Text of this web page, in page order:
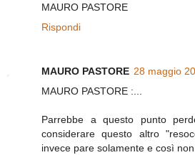
MAURO PASTORE
Rispondi
MAURO PASTORE 28 maggio
MAURO PASTORE :...
Parrebbe a questo punto
considerare questo altro
invece pare solamente e così